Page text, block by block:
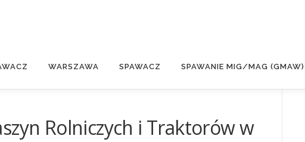
WARSZAWA SPAWACZ SPAWANIE MIG/MAG (GMAW)
Rolniczych i Traktorów w